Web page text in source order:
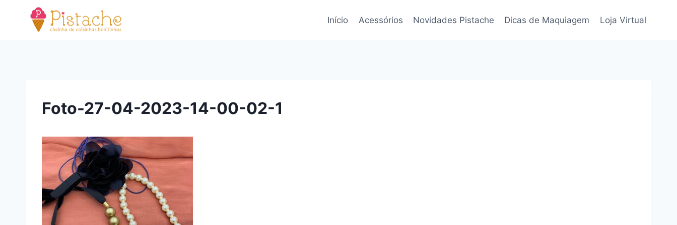
Início Acessórios Novidades Pistache Dicas de Maquiagem Loja Virtual
Foto-27-04-2023-14-00-02-1